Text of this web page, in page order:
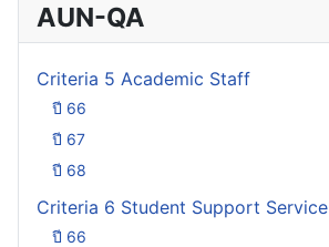
AUN-QA
Criteria 5 Academic Staff
ปี 66
ปี 67
ปี 68
Criteria 6 Student Support Service
ปี 66